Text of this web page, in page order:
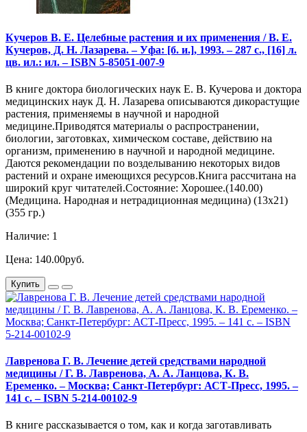
Кучеров В. Е. Целебные растения и их применения / В. Е.
Кучеров, Д. Н. Лазарева. – Уфа: [б. и.], 1993. – 287 с., [16] л.
цв. ил.: ил. – ISBN 5-85051-007-9
В книге доктора биологических наук Е. В. Кучерова и доктора
медицинских наук Д. Н. Лазарева описываются дикорастущие
растения, применяемы в научной и народной
медицине.Приводятся материалы о распространении,
биологии, заготовках, химическом составе, действию на
организм, применению в научной и народной медицине.
Даются рекомендации по возделыванию некоторых видов
растений и охране имеющихся ресурсов.Книга рассчитана на
широкий круг читателей.Состояние: Хорошее.(140.00)
(Медицина. Народная и нетрадиционная медицина) (13х21)
(355 гр.)
Наличие: 1
Цена: 140.00руб.
Купить
Лавренова Г. В. Лечение детей средствами народной
медицины / Г. В. Лавренова, А. А. Ланцова, К. В.
Еременко. – Москва; Санкт-Петербург: АСТ-Пресс, 1995. –
141 с. – ISBN 5-214-00102-9
В книге рассказывается о том, как и когда заготавливать